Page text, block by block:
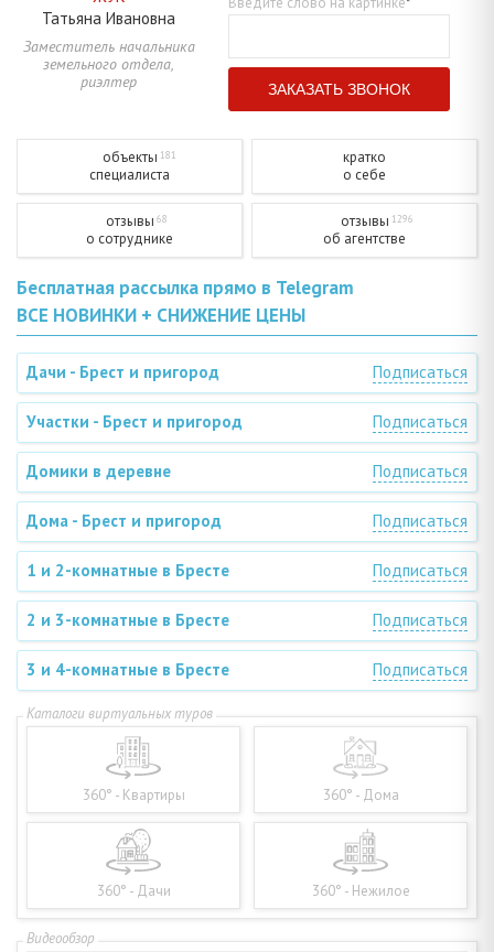
Татьяна Ивановна
Заместитель начальника
земельного отдела,
риэлтер
объекты 181
специалиста
кратко
о себе
отзывы 68
о сотруднике
отзывы 1296
об агентстве
Бесплатная рассылка прямо в Telegram
ВСЕ НОВИНКИ + СНИЖЕНИЕ ЦЕНЫ
Дачи - Брест и пригород Подписаться
Участки - Брест и пригород Подписаться
Домики в деревне Подписаться
Дома - Брест и пригород Подписаться
1 и 2-комнатные в Бресте Подписаться
2 и 3-комнатные в Бресте Подписаться
3 и 4-комнатные в Бресте Подписаться
360° - Квартиры 360° - Дома
360° - Дачи 360° - Нежилое